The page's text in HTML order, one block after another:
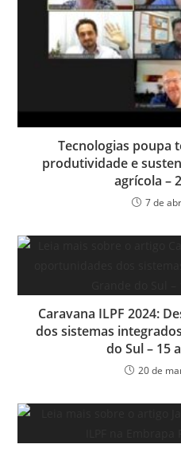
Tecnologias poupa
produtividade e
agrícola –
7 de
Caravana ILPF 2024:
dos sistemas
do Sul – 15
20 de